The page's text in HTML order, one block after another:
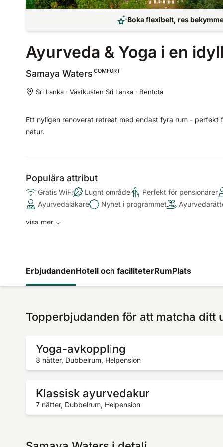
Boka flexibelt, res
Ayurveda & Yoga i en
Samaya Waters COMFORT
Sri Lanka · Västkusten Sri Lanka · Bentota
Ett nyligen renoverat retreat med endast fyra rum -
natur.
Populära attribut
Gratis WiFi Lugnt område Perfekt för pensionärer
Ayurvedaläkare
Nyhet i programmet
visa mer
ErbjudandenHotell och faciliteterRumPlats
Topperbjudanden för att matcha ditt
Yoga-avkoppling
3 nätter, Dubbelrum, Helpension
Klassisk ayurvedakur
7 nätter, Dubbelrum, Helpension